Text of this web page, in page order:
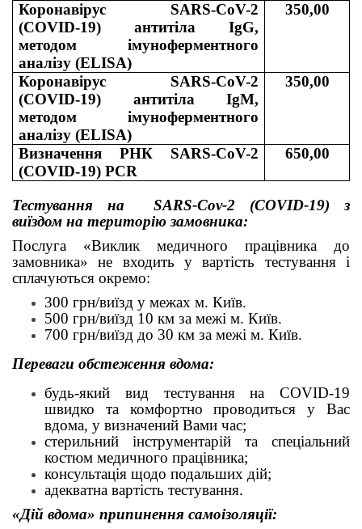
Коронавірус SARS-CoV-2
(COVID-19) антитіла IgG,
методом імуноферментного
аналізу (ELISA)
350,00
Коронавірус SARS-CoV-2
(COVID-19) антитіла IgM,
методом імуноферментного
аналізу (ELISA)
350,00
Визначення РНК SARS-CoV-2
(COVID-19) PCR
650,00
Тестування на SARS-Cov-2 (COVID-19) з
виїздом на територію замовника:
Послуга «Виклик медичного працівника до
замовника» не входить у вартість тестування і
сплачуються окремо:
300 грн/виїзд у межах м. Київ.
500 грн/виїзд 10 км за межі м. Київ.
700 грн/виїзд до 30 км за межі м. Київ.
Переваги обстеження вдома:
будь-який вид тестування на COVID-19
швидко та комфортно проводиться у Вас
вдома, у визначений Вами час;
стерильний інструментарій та спеціальний
костюм медичного працівника;
консультація щодо подальших дій;
адекватна вартість тестування.
«Дій вдома» припинення самоізоляції: